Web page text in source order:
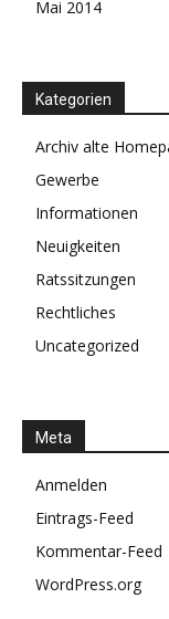
Mai 2014
Kategorien
Archiv alte
Gewerbe
Informationen
Neuigkeiten
Ratssitzungen
Rechtliches
Uncategorized
Meta
Anmelden
Eintrags-Feed
Kommentar-Feed
WordPress.org